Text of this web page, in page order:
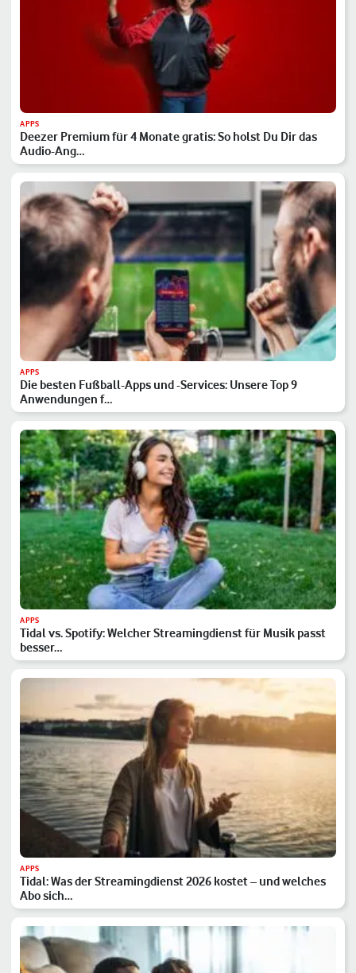
APPS
Deezer Premium für 4 Monate gratis: So holst Du Dir das
Audio-Ang…
APPS
Die besten Fußball-Apps und -Services: Unsere Top 9
Anwendungen f…
APPS
Tidal vs. Spotify: Welcher Streamingdienst für Musik passt
besser…
APPS
Tidal: Was der Streamingdienst 2026 kostet – und welches
Abo sich…